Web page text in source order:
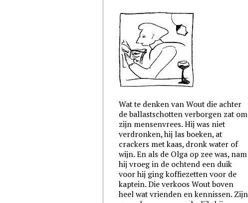
Wat te denken van Wout die achter
de ballastschotten verborgen zat om
zijn mensenvrees. Hij was niet
verdronken, hij las boeken, at
crackers met kaas, dronk water of
wijn. En als de Olga op zee was, nam
hij vroeg in de ochtend een duik
voor hij ging koffiezetten voor de
kaptein. Die verkoos Wout boven
heel wat vrienden en kennissen. Zijn